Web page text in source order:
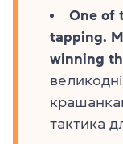
One of
tapping.
winning
тактика